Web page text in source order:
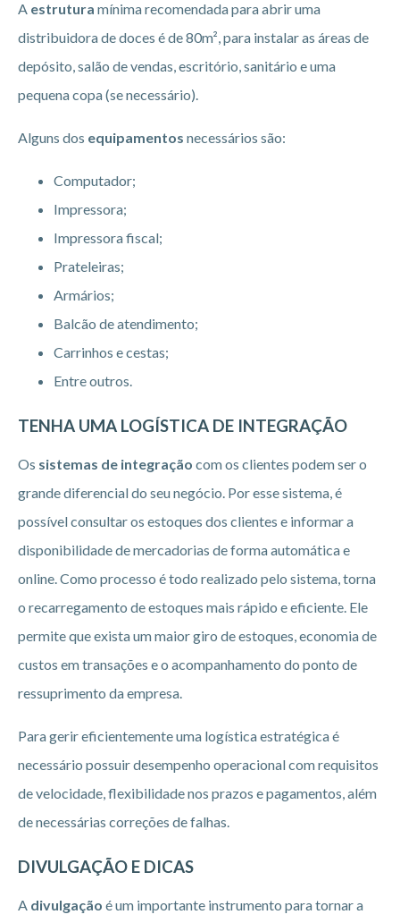
A estrutura mínima recomendada para abrir uma
distribuidora de doces é de 80m², para instalar as áreas de
depósito, salão de vendas, escritório, sanitário e uma
pequena copa (se necessário).
Alguns dos equipamentos necessários são:
Computador;
Impressora;
Impressora fiscal;
Prateleiras;
Armários;
Balcão de atendimento;
Carrinhos e cestas;
Entre outros.
TENHA UMA LOGÍSTICA DE INTEGRAÇÃO
Os sistemas de integração com os clientes podem ser o
grande diferencial do seu negócio. Por esse sistema, é
possível consultar os estoques dos clientes e informar a
disponibilidade de mercadorias de forma automática e
online. Como processo é todo realizado pelo sistema, torna
o recarregamento de estoques mais rápido e eficiente. Ele
permite que exista um maior giro de estoques, economia de
custos em transações e o acompanhamento do ponto de
ressuprimento da empresa.
Para gerir eficientemente uma logística estratégica é
necessário possuir desempenho operacional com requisitos
de velocidade, flexibilidade nos prazos e pagamentos, além
de necessárias correções de falhas.
DIVULGAÇÃO E DICAS
A divulgação é um importante instrumento para tornar a